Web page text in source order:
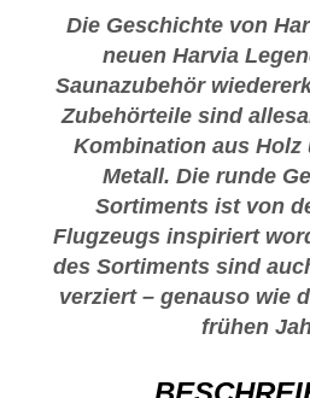
Die Geschichte von
neuen Harvia
Saunazubehör
Zubehörteile sind
Kombination aus Holz
Metall. Die runde
Sortiments ist von
Flugzeugs inspiriert
des Sortiments sind
verziert – genauso wie
frühen